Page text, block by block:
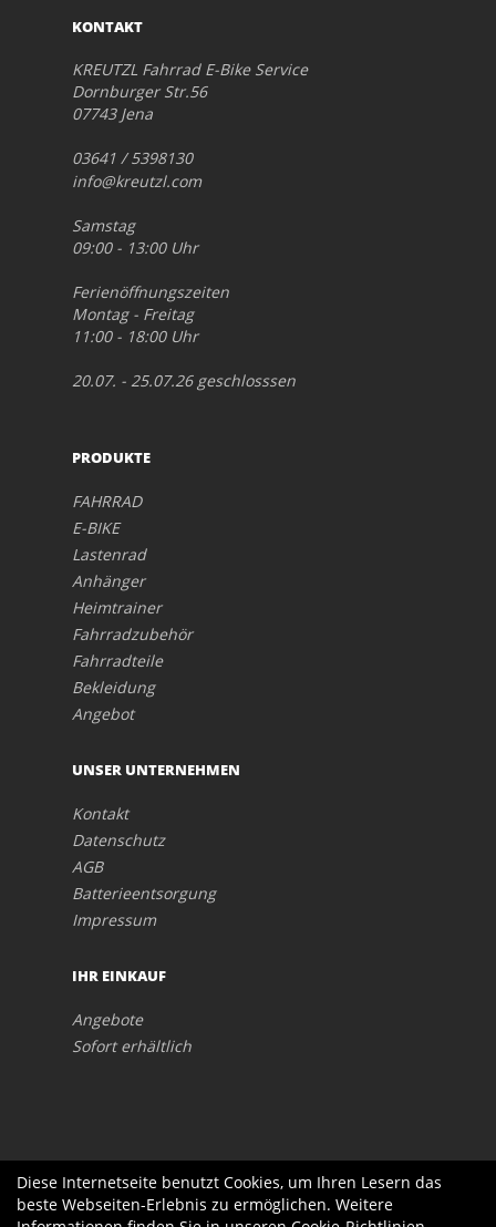
KONTAKT
KREUTZL Fahrrad E-Bike Service
Dornburger Str.56
07743 Jena
03641 / 5398130
info@kreutzl.com
Samstag
09:00 - 13:00 Uhr
Ferienöffnungszeiten
Montag - Freitag
11:00 - 18:00 Uhr
20.07. - 25.07.26 geschlosssen
PRODUKTE
FAHRRAD
E-BIKE
Lastenrad
Anhänger
Heimtrainer
Fahrradzubehör
Fahrradteile
Bekleidung
Angebot
UNSER UNTERNEHMEN
Kontakt
Datenschutz
AGB
Batterieentsorgung
Impressum
IHR EINKAUF
Angebote
Sofort erhältlich
Diese Internetseite benutzt Cookies, um Ihren Lesern das
beste Webseiten-Erlebnis zu ermöglichen. Weitere